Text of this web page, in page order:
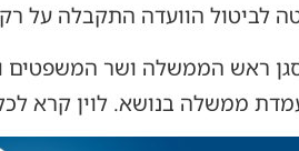
לביטול הוועדה התקבלה על
ראש הממשלה ושר המשפטים
ממשלה בנושא. לוין קרא